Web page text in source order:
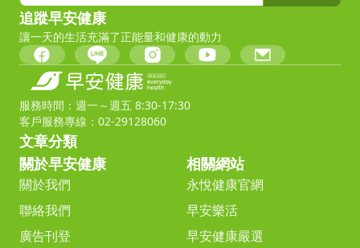
追蹤早安健康
讓一天的生活充滿了正能量和健康的動力
服務時間：週一～週五 8:30-17:30
客戶服務專線：02-29128060
文章分類
關於早安健康
關於我們
聯絡我們
廣告刊登
相關網站
永悅健康官網
早安樂活
早安健康嚴選